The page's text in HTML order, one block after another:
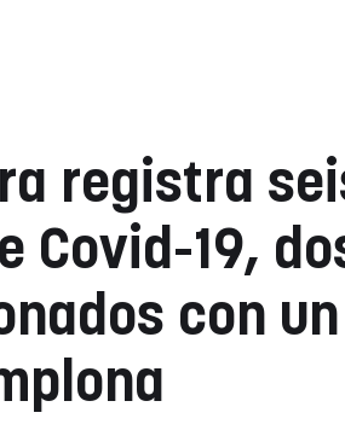
registra
Covid-19,
con